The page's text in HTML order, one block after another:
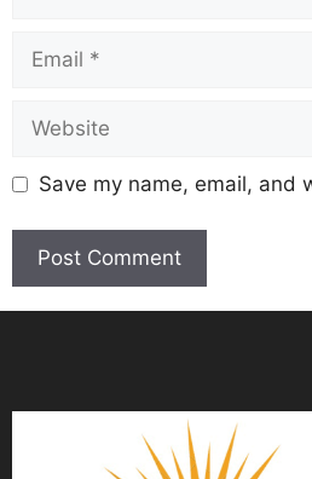
Save my name, email, and